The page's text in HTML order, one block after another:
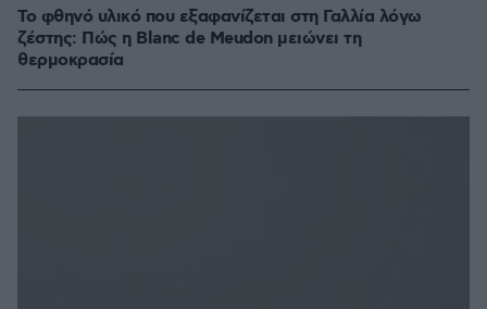
Το φθηνό υλικό που εξαφανίζεται στη Γαλλία λόγω
ζέστης: Πώς η Blanc de Meudon μειώνει τη
θερμοκρασία